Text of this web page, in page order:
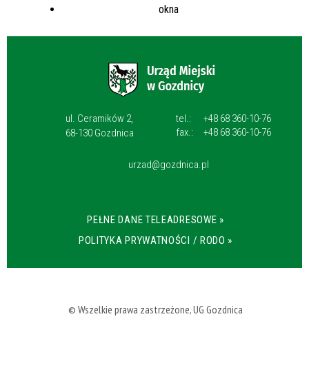
ul. Ceramików 2,
68-130 Gozdnica
tel.:
+48 68 360-10-76
fax.:
+48 68 360-10-76
urzad@gozdnica.pl
PEŁNE DANE TELEADRESOWE »
POLITYKA PRYWATNOŚCI / RODO »
© Wszelkie prawa zastrzeżone, UG Gozdnica